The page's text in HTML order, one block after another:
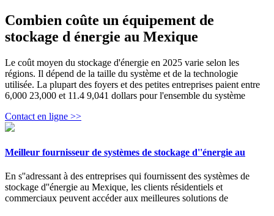
Combien coûte un équipement de
stockage d énergie au Mexique
Le coût moyen du stockage d'énergie en 2025 varie selon les
régions. Il dépend de la taille du système et de la technologie
utilisée. La plupart des foyers et des petites entreprises paient entre
6,000 23,000 et 11.4 9,041 dollars pour l'ensemble du système
Contact en ligne >>
Meilleur fournisseur de systèmes de stockage d''énergie au
En s''adressant à des entreprises qui fournissent des systèmes de
stockage d''énergie au Mexique, les clients résidentiels et
commerciaux peuvent accéder aux meilleures solutions de